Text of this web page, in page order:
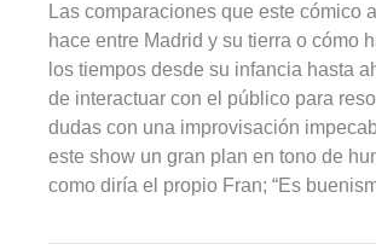
Las comparaciones que este cómico
hace entre Madrid y su tierra o cómo
los tiempos desde su infancia hasta
de interactuar con el público para
dudas con una improvisación
este show un gran plan en tono de
como diría el propio Fran; “Es